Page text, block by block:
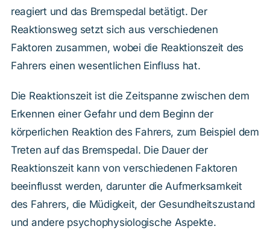
reagiert und das Bremspedal betätigt. Der
Reaktionsweg setzt sich aus verschiedenen
Faktoren zusammen, wobei die Reaktionszeit des
Fahrers einen wesentlichen Einfluss hat.
Die Reaktionszeit ist die Zeitspanne zwischen dem
Erkennen einer Gefahr und dem Beginn der
körperlichen Reaktion des Fahrers, zum Beispiel dem
Treten auf das Bremspedal. Die Dauer der
Reaktionszeit kann von verschiedenen Faktoren
beeinflusst werden, darunter die Aufmerksamkeit
des Fahrers, die Müdigkeit, der Gesundheitszustand
und andere psychophysiologische Aspekte.